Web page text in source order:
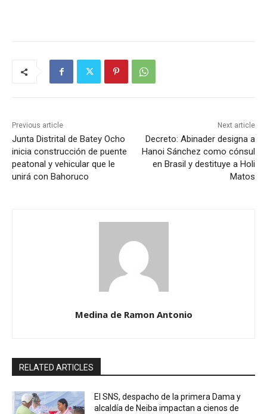
Previous article
Junta Distrital de Batey Ocho
inicia construcción de puente
peatonal y vehicular que le
unirá con Bahoruco
Next article
Decreto: Abinader designa a
Hanoi Sánchez como cónsul
en Brasil y destituye a Holi
Matos
Medina de Ramon Antonio
RELATED ARTICLES
El SNS, despacho de la primera Dama y
alcaldía de Neiba impactan a cienos de